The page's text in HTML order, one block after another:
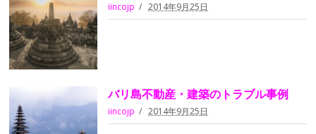
iincojp 2014年9月25日
バリ島不動産・建築のトラブル事例
iincojp 2014年9月25日